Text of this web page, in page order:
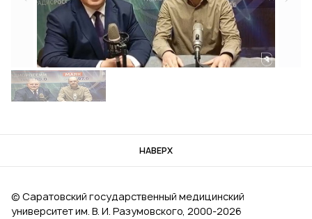
НАВЕРХ
© Саратовский государственный медицинский
университет им. В. И. Разумовского, 2000‑2026